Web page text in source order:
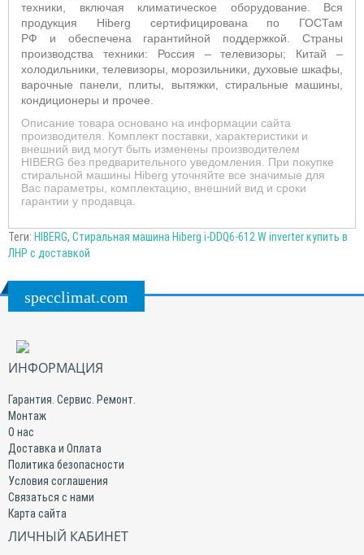
техники, включая климатическое оборудование. Вся
продукция Hiberg сертифицирована по ГОСТам
РФ и обеспечена гарантийной поддержкой. Страны
производства техники: Россия – телевизоры; Китай –
холодильники, телевизоры, морозильники, духовые шкафы,
варочные панели, плиты, вытяжки, стиральные машины,
кондиционеры и прочее.
Описание товара основано на информации сайта
производителя. Комплект поставки, характеристики и
внешний вид могут быть изменены производителем
HIBERG без предварительного уведомления. При покупке
стиральной машины Hiberg уточняйте все значимые для
Вас параметры, комплектацию, внешний вид и сроки
гарантии у продавца.
Теги: HIBERG, Стиральная машина Hiberg i-DDQ6-612 W inverter купить в
ЛНР с доставкой
specclimat.com
ИНФОРМАЦИЯ
Гарантия. Сервис. Ремонт.
Монтаж
О нас
Доставка и Оплата
Политика безопасности
Условия соглашения
Связаться с нами
Карта сайта
ЛИЧНЫЙ КАБИНЕТ